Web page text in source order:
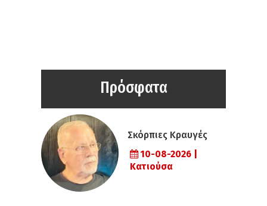
Πρόσφατα
Σκόρπιες Κραυγές
10-08-2026 |
Κατιούσα